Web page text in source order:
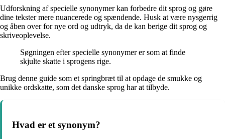
Udforskning af specielle synonymer kan forbedre dit sprog og gøre
dine tekster mere nuancerede og spændende. Husk at være nysgerrig
og åben over for nye ord og udtryk, da de kan berige dit sprog og
skriveoplevelse.
Søgningen efter specielle synonymer er som at finde
skjulte skatte i sprogens rige.
Brug denne guide som et springbræt til at opdage de smukke og
unikke ordskatte, som det danske sprog har at tilbyde.
Hvad er et synonym?